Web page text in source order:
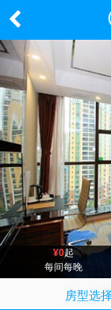
¥0起
每间每晚
房型选择